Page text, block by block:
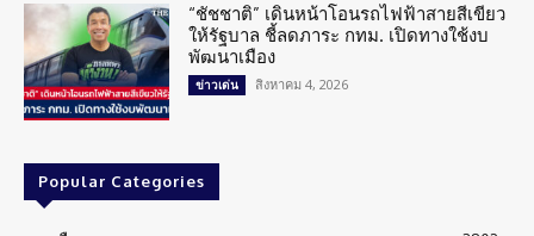
“ชัชชาติ” เดินหน้าโอนรถไฟฟ้าสายสีเขียว
ให้รัฐบาล ชี้ลดภาระ กทม. เปิดทางใช้งบ
พัฒนาเมือง
ข่าวเด่น สิงหาคม 4, 2026
Popular Categories